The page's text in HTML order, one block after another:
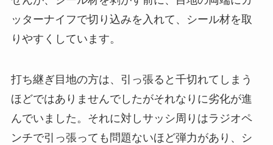
ッターナイフで切り込みを入れて、シール材を取
りやすくしています。
打ち継ぎ目地の方は、引っ張ると千切れてしまう
ほどではありませんでしたがそれなりに劣化が進
んでいました。それに対しサッシ周りはラジオペ
ンチで引っ張っても問題ないほど弾力があり、シ